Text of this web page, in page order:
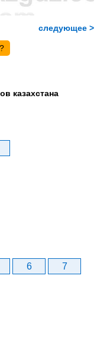
следующее >
казахстана
6 7